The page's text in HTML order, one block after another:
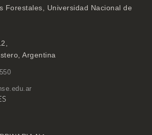
Forestales, Universidad Nacional de
Argentina